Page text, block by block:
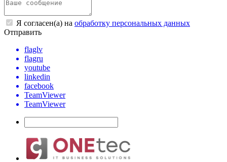
Я согласен(а) на обработку персональных данных
Отправить
flaglv
flagru
youtube
linkedin
facebook
TeamViewer
TeamViewer